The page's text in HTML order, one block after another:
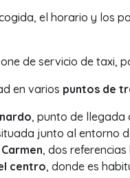
el horario y los
de servicio de taxi,
en varios puntos de
, punto de llegada
junto al entorno
, dos
centro, donde es